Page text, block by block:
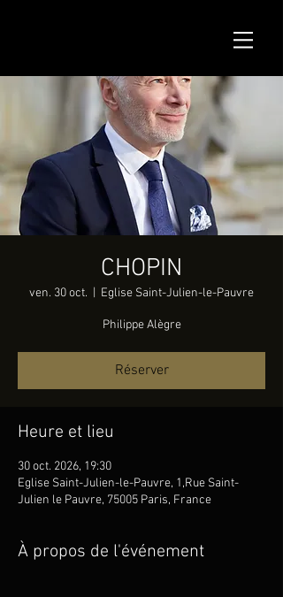
CHOPIN
ven. 30 oct. Eglise Saint-Julien-le-Pauvre
Philippe Alègre
Réserver
Heure et lieu
30 oct. 2026, 19:30
Eglise Saint-Julien-le-Pauvre, 1,Rue Saint-
Julien le Pauvre, 75005 Paris, France
À propos de l'événement